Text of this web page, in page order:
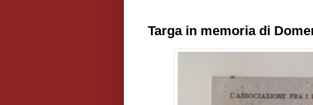
Targa in memoria di